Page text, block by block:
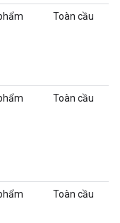
Toàn cầu
Toàn cầu
Toàn cầu